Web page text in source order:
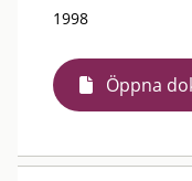
1998
Öppna